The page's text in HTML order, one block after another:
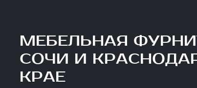
МЕБЕЛЬНАЯ
СОЧИ И
КРАЕ